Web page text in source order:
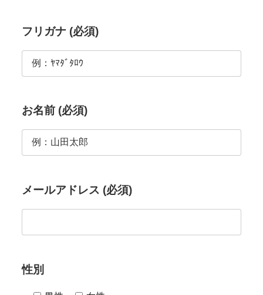
フリガナ (必須)
お名前 (必須)
メールアドレス (必須)
性別